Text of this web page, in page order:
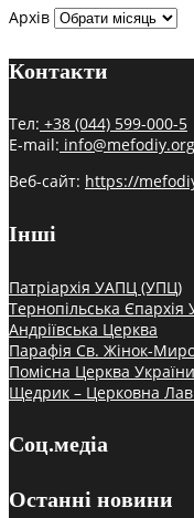
Архів
Контакти
Тел: +38 (044) 599-000-5
E-mail:
Веб-сайт: https://
Інші
Патріархія УАПЦ (УПЦ)
Тернопільська
Андріївська Церква
Парафія Св. Жінок-
Помісна Церква України
Щедрик – Церковна
Соц.медіа
Останні новини